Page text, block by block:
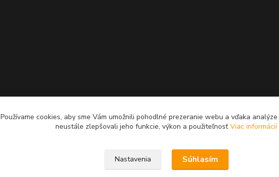
Používame cookies, aby sme Vám umožnili pohodlné prezeranie webu a vďaka
neustále zlepšovali jeho funkcie, výkon a použiteľnosť Viac informácií
Nastavenia Súhlasím